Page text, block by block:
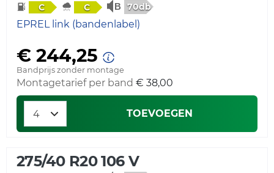
C C 70db
EPREL link (bandenlabel)
€ 244,25
Bandprijs zonder montage
Montagetarief per band € 38,00
TOEVOEGEN
275/40 R20 106 V